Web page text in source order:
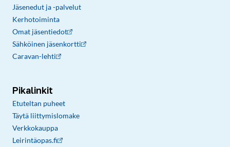
Jäsenedut ja -palvelut
Kerhotoiminta
Omat jäsentiedot
Sähköinen jäsenkortti
Caravan-lehti
Pikalinkit
Etuteltan puheet
Täytä liittymislomake
Verkkokauppa
Leirintäopas.fi